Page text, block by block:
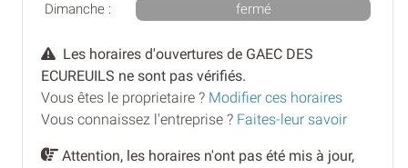
Dimanche :
fermé
Les horaires d'ouvertures de GAEC DES
ECUREUILS ne sont pas vérifiés.
Vous êtes le proprietaire ? Modifier ces horaires
Vous connaissez l'entreprise ? Faites-leur savoir
Attention, les horaires n'ont pas été mis à jour,